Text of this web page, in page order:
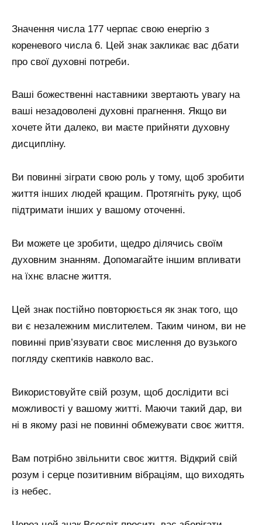
Значення числа 177 черпає свою енергію з
кореневого числа 6. Цей знак закликає вас дбати
про свої духовні потреби.
Ваші божественні наставники звертають увагу на
ваші незадоволені духовні прагнення. Якщо ви
хочете йти далеко, ви маєте прийняти духовну
дисципліну.
Ви повинні зіграти свою роль у тому, щоб зробити
життя інших людей кращим. Протягніть руку, щоб
підтримати інших у вашому оточенні.
Ви можете це зробити, щедро ділячись своїм
духовним знанням. Допомагайте іншим впливати
на їхнє власне життя.
Цей знак постійно повторюється як знак того, що
ви є незалежним мислителем. Таким чином, ви не
повинні прив’язувати своє мислення до вузького
погляду скептиків навколо вас.
Використовуйте свій розум, щоб дослідити всі
можливості у вашому житті. Маючи такий дар, ви
ні в якому разі не повинні обмежувати своє життя.
Вам потрібно звільнити своє життя. Відкрий свій
розум і серце позитивним вібраціям, що виходять
із небес.